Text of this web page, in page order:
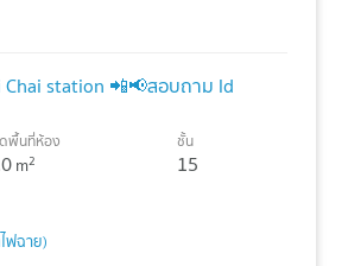
Chai station 📲📢สอบถาม ld
พื้นที่ห้อง
m2
ชั้น
15
ฟฉาย)